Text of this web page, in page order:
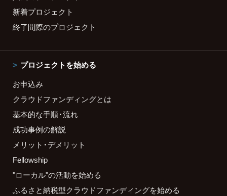
新着プロジェクト
終了間際のプロジェクト
プロジェクトを始める
お申込み
クラウドファンディングとは
基本的な手順・流れ
成功事例の解説
メリット・デメリット
Fellowship
"ローカル"の活動を始める
ふるさと納税型クラウドファンディングを始める